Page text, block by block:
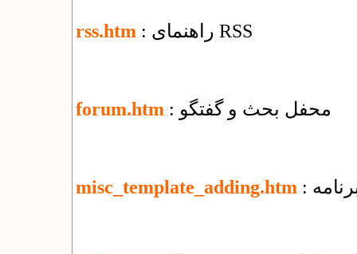
rss.htm : راهنمای RSS
forum.htm : محفل بحث و گفتگو
misc_template_adding.htm